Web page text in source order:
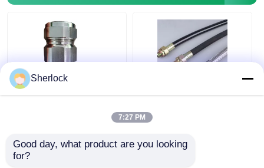
Explosionsgeschützte
Kabelverschraubungen
IP66 Wasserdicht
Doppelverschraubung
gepanzert
explosionsgeschütztes
flexibles Leerrohr für
explosionsgefährdete
Bereiche 1/2" 3/4" 1"
Sherlock
7:27 PM
Good day, what product are you looking
for?